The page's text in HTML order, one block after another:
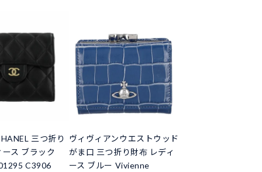
三つ折り
ス ブラック
C3906
ヴィヴィアンウエストウッド
がま口 三つ折り財布 レディ
ース ブルー Vivienne